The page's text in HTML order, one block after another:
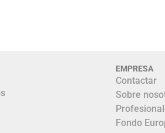
EMPRESA
Contactar
Sobre
Fondo